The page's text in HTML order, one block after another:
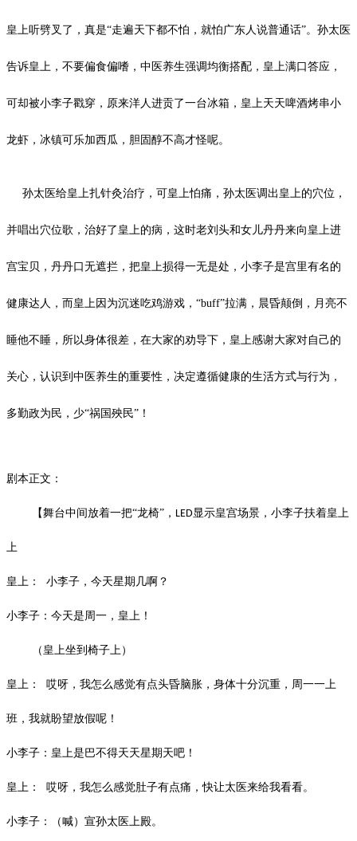
皇上听劈叉了，真是“走遍天下都不怕，就怕广东人说普通话”。孙太医
告诉皇上，不要偏食偏嗜，中医养生强调均衡搭配，皇上满口答应，
可却被小李子戳穿，原来洋人进贡了一台冰箱，皇上天天啤酒烤串小
龙虾，冰镇可乐加西瓜，胆固醇不高才怪呢。
孙太医给皇上扎针灸治疗，可皇上怕痛，孙太医调出皇上的穴位，
并唱出穴位歌，治好了皇上的病，这时老刘头和女儿丹丹来向皇上进
宫宝贝，丹丹口无遮拦，把皇上损得一无是处，小李子是宫里有名的
健康达人，而皇上因为沉迷吃鸡游戏， “buff”拉满，晨昏颠倒，月亮不
睡他不睡，所以身体很差，在大家的劝导下，皇上感谢大家对自己的
关心，认识到中医养生的重要性，决定遵循健康的生活方式与行为，
多勤政为民，少“祸国殃民”！
剧本正文：
【舞台中间放着一把“龙椅”， LED显示皇宫场景，小李子扶着皇上
上
皇上： 小李子，今天星期几啊？
小李子：今天是周一，皇上！
（皇上坐到椅子上）
皇上： 哎呀，我怎么感觉有点头昏脑胀，身体十分沉重，周一一上
班，我就盼望放假呢！
小李子：皇上是巴不得天天星期天吧！
皇上： 哎呀，我怎么感觉肚子有点痛，快让太医来给我看看。
小李子：（喊）宣孙太医上殿。